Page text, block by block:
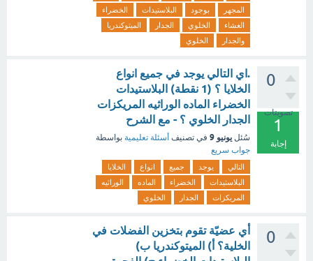
المجهر
بوجود البلاستيدات
الخضراء
الغشاء
الخلوي الجدار
الميتوكندريا
والجدار
الخلوي
0
تصويتات
1
إجابة
.اي التالي يوجد في جميع انواع
الخلايا ؟ (1 نقطة) البلاستيدات
الخضراء الماده الوراثيه المريكزات
الجدار الخلوي ؟ - مع الشرح
سُئل يونيو 9 في تصنيف أسئلة تعليمية بواسطة
جواب سريع
التالي يوجد جميع انواع
الخلايا
البلاستيدات
الخضراء الماده
الوراثيه
المريكزات
الجدار الخلوي
0
أي عضيّة تقوم بتخزين الفضلات في
الخلية؟ أ) الميتوكندريا ب)